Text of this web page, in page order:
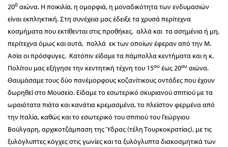
200 αιώνα. Η ποικιλία, η ομορφιά, η μοναδικότητα των ενδυμασιών
είναι εκπληκτική. Στη συνέχεια μας έδειξε τα χρυσά περίτεχνα
κοσμήματα που εκτίθενται στις προθήκες, αλλά και τα ασημένια ή μη,
περίτεχνα όμως και αυτά, πολλά εκ των οποίων έφεραν από την Μ.
Ασία οι πρόσφυγες. Κατόπιν είδαμε τα πάμπολλα κεντήματα και η κ.
Πολίτου μας εξήγησε την κεντητική τέχνη του 15ου έως 20ου αιώνα.
Θαυμάσαμε τους δύο πανέμορφους κοζανίτικους οντάδες που έχουν
δωρηθεί στο Μουσείο. Είδαμε το εσωτερικό σκυριανού σπιτιού με τα
ωραιότατα πιάτα και κανάτια κρεμασμένα, το πλείστον φερμένα από
την Ιταλία, καθώς και το εσωτερικό του σπιτιού του Γεώργιου
Βούλγαρη, αρχικοτζάμπαση της Ύδρας (τέλη Τουρκοκρατίας), με τις
ξυλόγλυπτες κόγχες στις γωνίες και τα ξυλόγλυπτα διακοσμητικά των